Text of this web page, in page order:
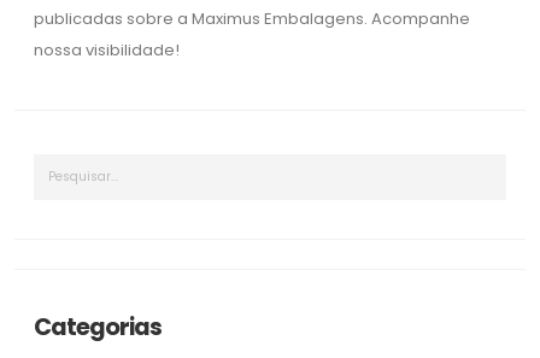
publicadas sobre a Maximus Embalagens. Acompanhe
nossa visibilidade!
Categorias